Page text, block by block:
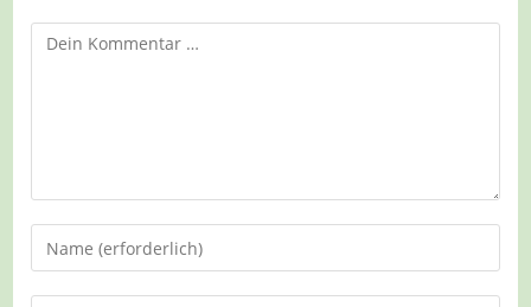
Kommentar
Gib
deinen
Namen